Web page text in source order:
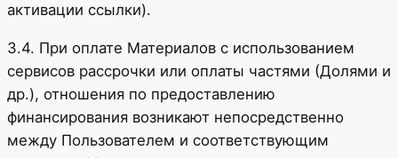
активации ссылки).
3.4. При оплате Материалов с использованием
сервисов рассрочки или оплаты частями (Долями и
др.), отношения по предоставлению
финансирования возникают непосредственно
между Пользователем и соответствующим